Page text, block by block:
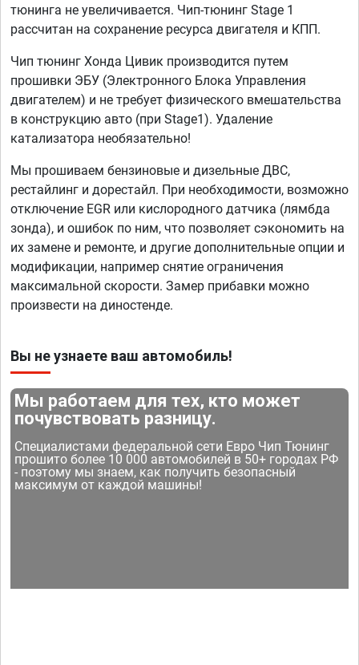
тюнинга не увеличивается. Чип-тюнинг Stage 1
рассчитан на сохранение ресурса двигателя и КПП.
Чип тюнинг Хонда Цивик производится путем
прошивки ЭБУ (Электронного Блока Управления
двигателем) и не требует физического вмешательства
в конструкцию авто (при Stage1). Удаление
катализатора необязательно!
Мы прошиваем бензиновые и дизельные ДВС,
рестайлинг и дорестайл. При необходимости, возможно
отключение EGR или кислородного датчика (лямбда
зонда), и ошибок по ним, что позволяет сэкономить на
их замене и ремонте, и другие дополнительные опции и
модификации, например снятие ограничения
максимальной скорости. Замер прибавки можно
произвести на диностенде.
Вы не узнаете ваш автомобиль!
Мы работаем для тех, кто может
почувствовать разницу.
Специалистами федеральной сети Евро Чип Тюнинг
прошито более 10 000 автомобилей в 50+ городах РФ
- поэтому мы знаем, как получить безопасный
максимум от каждой машины!